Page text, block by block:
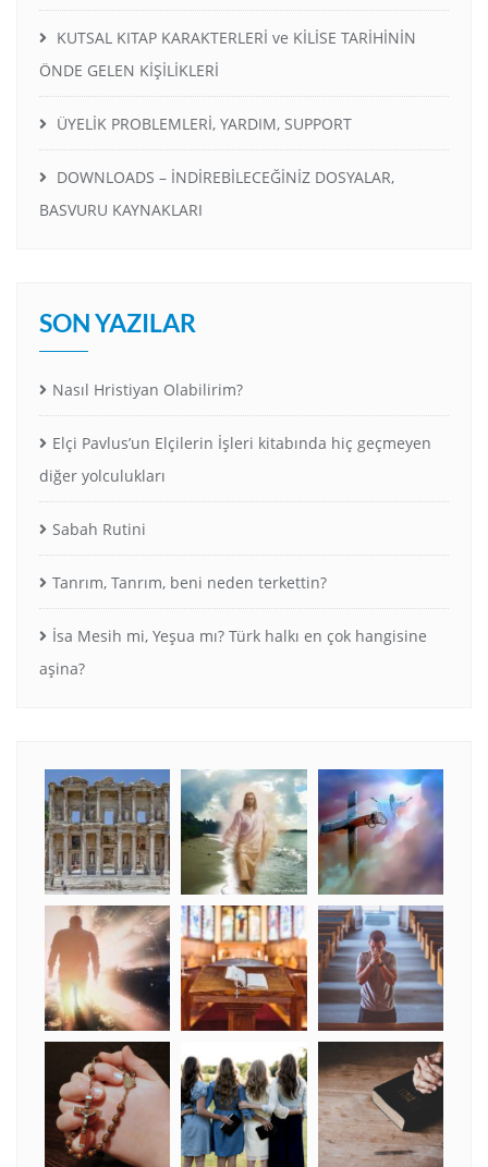
KUTSAL KITAP KARAKTERLERİ ve KİLİSE TARİHİNİN
ÖNDE GELEN KİŞİLİKLERİ
ÜYELİK PROBLEMLERİ, YARDIM, SUPPORT
DOWNLOADS – İNDİREBİLECEĞİNİZ DOSYALAR,
BASVURU KAYNAKLARI
SON YAZILAR
Nasıl Hristiyan Olabilirim?
Elçi Pavlus’un Elçilerin İşleri kitabında hiç geçmeyen
diğer yolculukları
Sabah Rutini
Tanrım, Tanrım, beni neden terkettin?
İsa Mesih mi, Yeşua mı? Türk halkı en çok hangisine
aşina?